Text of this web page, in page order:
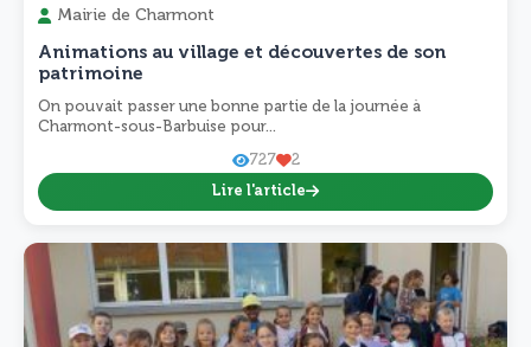
Mairie de Charmont
Animations au village et découvertes de son
patrimoine
On pouvait passer une bonne partie de la journée à
Charmont-sous-Barbuise pour...
727
2
Lire l'article